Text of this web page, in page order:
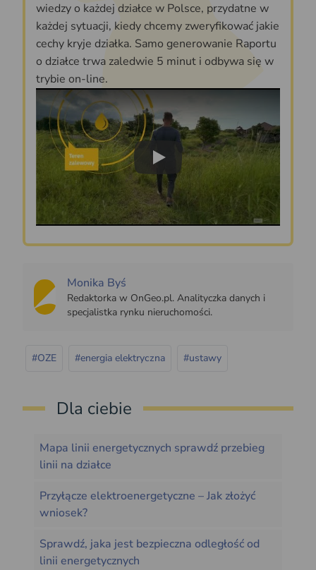
wiedzy o każdej działce w Polsce, przydatne w
każdej sytuacji, kiedy chcemy zweryfikować jakie
cechy kryje działka. Samo generowanie Raportu
o działce trwa zaledwie 5 minut i odbywa się w
trybie on-line.
Play
Monika Byś
Redaktorka w OnGeo.pl. Analityczka danych i
specjalistka rynku nieruchomości.
#OZE #energia elektryczna #ustawy
Dla ciebie
Mapa linii energetycznych sprawdź przebieg
linii na działce
Przyłącze elektroenergetyczne – Jak złożyć
wniosek?
Sprawdź, jaka jest bezpieczna odległość od
linii energetycznych